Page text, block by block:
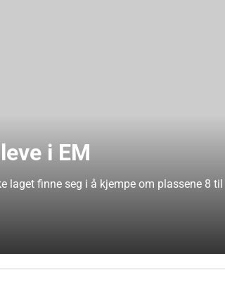
i EM
finne seg i å kjempe om plassene 8